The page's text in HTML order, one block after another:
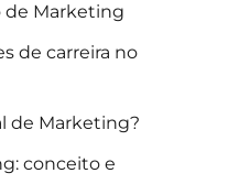
de Marketing
de carreira no
de Marketing?
conceito e